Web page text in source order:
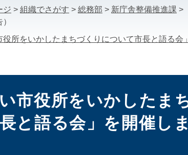
ジ > 組織でさがす > 総務部 > 新庁舎整備推進課 >
役所をいかしたまちづくりについて市長と語る会
い市役所をいかしたま
と語る会」を開催し